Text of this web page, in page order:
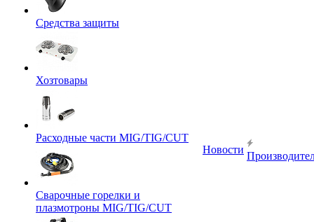
Средства защиты
Хозтовары
Расходные части MIG/TIG/CUT
Сварочные горелки и
плазмотроны MIG/TIG/CUT
Новости